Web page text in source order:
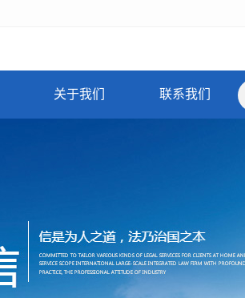
关于我们 联系我们